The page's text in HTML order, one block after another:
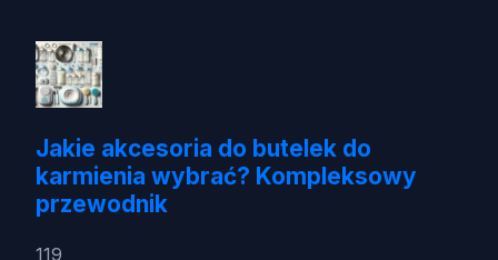
Jakie akcesoria do butelek do
karmienia wybrać? Kompleksowy
przewodnik
119